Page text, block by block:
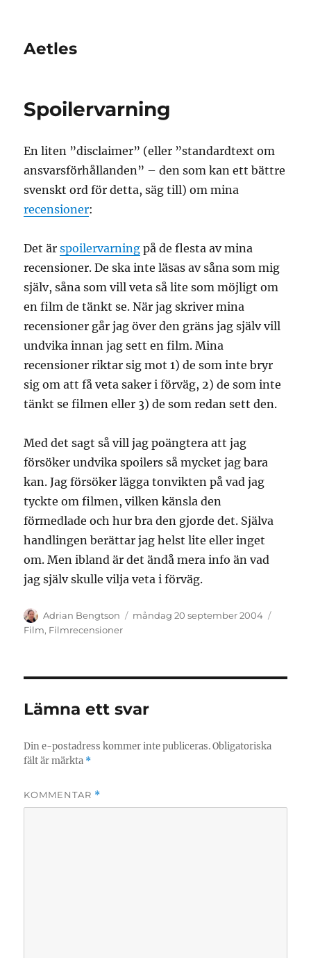
Aetles
Spoilervarning
En liten ”disclaimer” (eller ”standardtext om
ansvarsförhållanden” – den som kan ett bättre
svenskt ord för detta, säg till) om mina
recensioner:
Det ärspoilervarning på de flesta av mina
recensioner. De ska inte läsas av såna som mig
själv, såna som vill veta så lite som möjligt om
en film de tänkt se. När jag skriver mina
recensioner går jag över den gräns jag själv vill
undvika innan jag sett en film. Mina
recensioner riktar sig mot 1) de som inte bryr
sig om att få veta saker i förväg, 2) de som inte
tänkt se filmen eller 3) de som redan sett den.
Med det sagt så vill jag poängtera att jag
försöker undvika spoilers så mycket jag bara
kan. Jag försöker lägga tonvikten på vad jag
tyckte om filmen, vilken känsla den
förmedlade och hur bra den gjorde det. Själva
handlingen berättar jag helst lite eller inget
om. Men ibland är det ändå mera info än vad
jag själv skulle vilja veta i förväg.
Författare
Adrian Bengtson
Publicerat
måndag 20 september 2004
Film, Filmrecensioner
Lämna ett svar
Din e-postadress kommer inte publiceras. Obligatoriska
fält är märkta *
KOMMENTAR *